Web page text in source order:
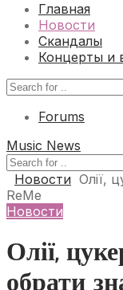
Главная
Новости
Скандалы
Концерты и
Forums
Music News
Новости Олії,
ReMe
Новости
Олії,
обрати